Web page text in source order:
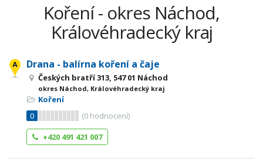
Koření - okres Náchod,
Královéhradecký kraj
Drana - balírna koření a čaje
Českých bratří 313, 547 01 Náchod
okres Náchod, Královéhradecký kraj
Koření
0
(0 hodnocení)
+420 491 421 007